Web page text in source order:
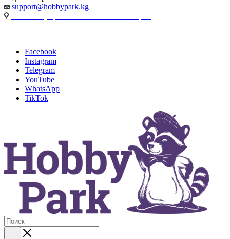
support@hobbypark.kg
Facebook
Instagram
Telegram
YouTube
WhatsApp
TikTok